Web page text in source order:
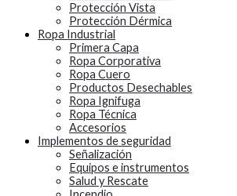
Protección Vista
Protección Dérmica
Ropa Industrial
Primera Capa
Ropa Corporativa
Ropa Cuero
Productos Desechables
Ropa Ignifuga
Ropa Técnica
Accesorios
Implementos de seguridad
Señalización
Equipos e instrumentos
Salud y Rescate